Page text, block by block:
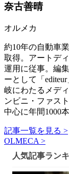
奈古善晴
オルメカ
約10年の自動車
取得。アートデ
運用に従事。編
ーとして「
岐にわたるメデ
ンビニ・ファス
中心に年間1000
記事一覧を見る >
OLMECA >
人気記事ラン